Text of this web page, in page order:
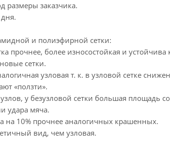
размеры заказчика.
и полиэфирной сетки:
прочнее, более износостойкая и
сетки.
узловая т. к. в узловой сетке
«ползти».
у безузловой сетки большая площадь
удара мяча.
на 10% прочнее аналогичных крашенных.
вид, чем узловая.